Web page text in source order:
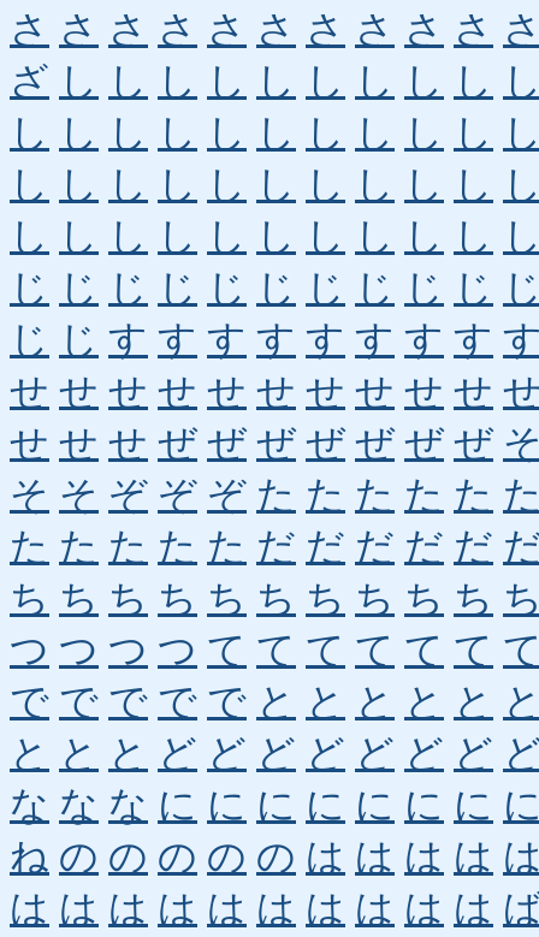
さ さ さ さ さ さ さ さ さ さ
ざ し し し し し し し し し
し し し し し し し し し し
し し し し し し し し し し
し し し し し し し し し し
じ じ じ じ じ じ じ じ じ じ
じ じ す す す す す す す す
せ せ せ せ せ せ せ せ せ せ
せ せ せ ぜ ぜ ぜ ぜ ぜ ぜ ぜ
そ そ ぞ ぞ ぞ た た た た た
た た た た た だ だ だ だ だ
ち ち ち ち ち ち ち ち ち ち
つ つ つ つ て て て て て て
で で で で で と と と と と
と と と ど ど ど ど ど ど ど
な な な に に に に に に に
ね の の の の の は は は は
は は は は は は は は は は